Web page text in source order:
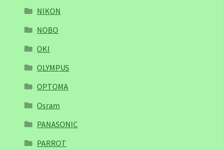
NIKON
NOBO
OKI
OLYMPUS
OPTOMA
Osram
PANASONIC
PARROT